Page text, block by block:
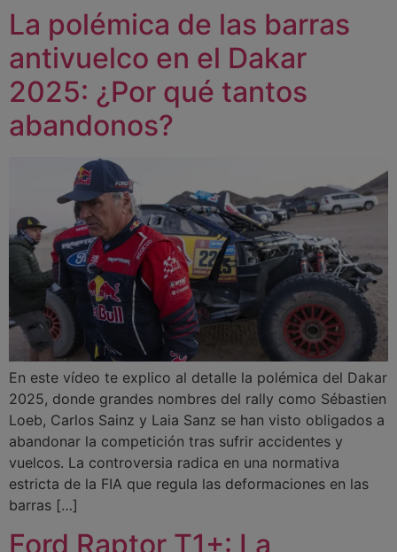
La polémica de las barras
antivuelco en el Dakar
2025: ¿Por qué tantos
abandonos?
En este vídeo te explico al detalle la polémica del Dakar
2025, donde grandes nombres del rally como Sébastien
Loeb, Carlos Sainz y Laia Sanz se han visto obligados a
abandonar la competición tras sufrir accidentes y
vuelcos. La controversia radica en una normativa
estricta de la FIA que regula las deformaciones en las
barras […]
Ford Raptor T1+: La